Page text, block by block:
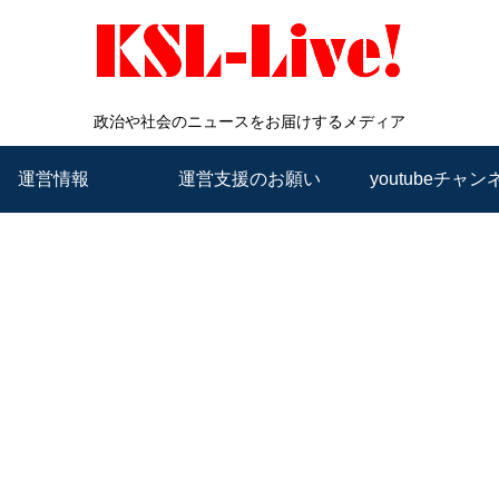
政治や社会のニュースをお届けするメディア
運営情報 運営支援のお願い youtubeチャン